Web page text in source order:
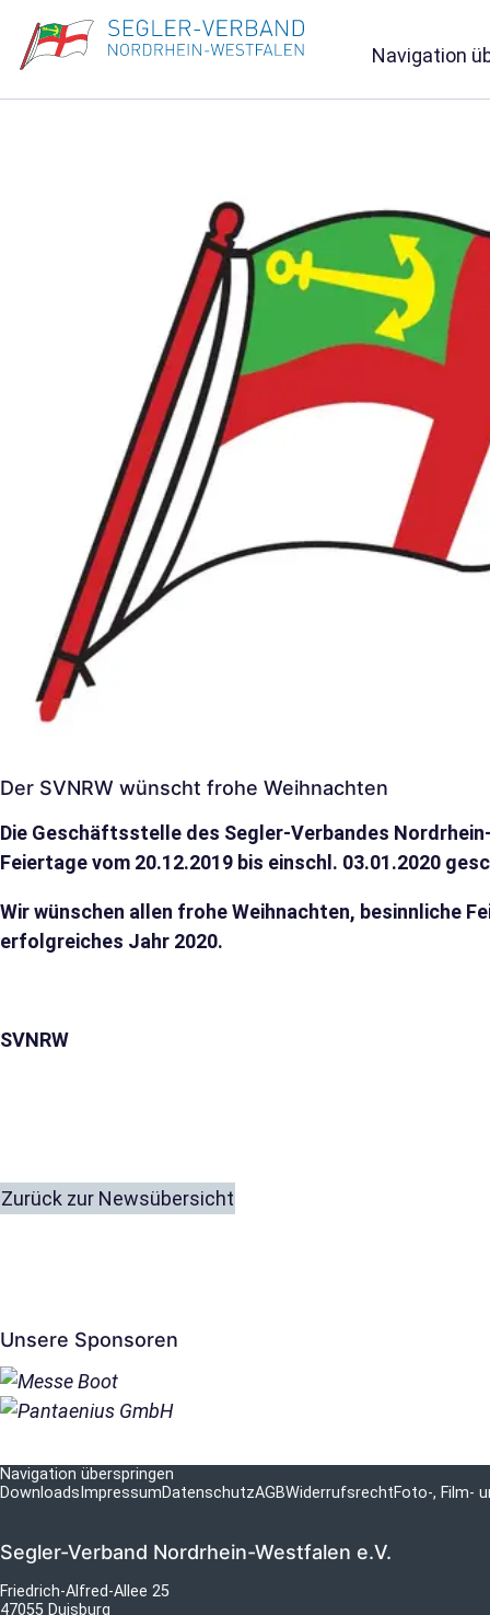
Navigation
Der SVNRW wünscht frohe Weihnachten
Die Geschäftsstelle des Segler-Verbandes
Feiertage vom 20.12.2019 bis einschl. 03.01.2020
Wir wünschen allen frohe Weihnachten, besinnliche
erfolgreiches Jahr 2020.
SVNRW
Zurück zur Newsübersicht
Unsere Sponsoren
Navigation überspringen
Downloads ImpressumDatenschutzAGBWiderrufsrechtFoto-, Film-
Segler-Verband Nordrhein-Westfalen e.V.
Friedrich-Alfred-Allee 25
47055 Duisburg